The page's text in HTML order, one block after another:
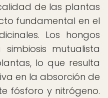
de las plantas
fundamental en el
Los hongos
mutualista
lo que resulta
en la absorción de
fósforo y nitrógeno.